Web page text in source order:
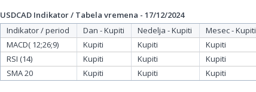
USDCAD Indikator / Tabela vremena - 17/12/2024
Indikator / period
Dan - Kupiti Nedelja - Kupiti
Mesec - Kupiti
MACD( 12;26;9)
Kupiti Kupiti
Kupiti
RSI (14)
Kupiti Kupiti
Kupiti
SMA 20
Kupiti Kupiti Kupiti